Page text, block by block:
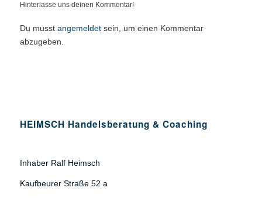
Hinterlasse uns deinen Kommentar!
Du musst angemeldetsein, um einen Kommentar
abzugeben.
HEIMSCH Handelsberatung & Coaching
Inhaber Ralf Heimsch
Kaufbeurer Straße 52 a